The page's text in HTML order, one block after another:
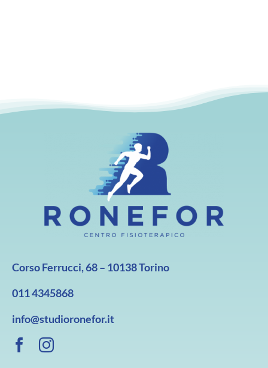
Corso Ferrucci, 68 – 10138 Torino
011 4345868
info@studioronefor.it